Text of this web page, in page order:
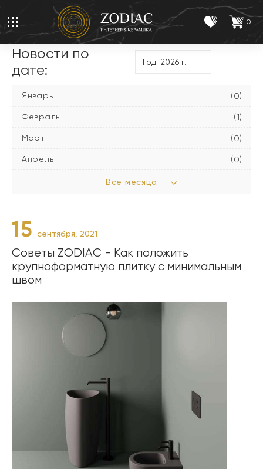
0
Новости по
дате:
Январь (0)
Февраль (1)
Март (0)
Апрель (0)
Все месяца
15 сентября, 2021
Советы ZODIAC - Как положить
крупноформатную плитку с минимальным
швом